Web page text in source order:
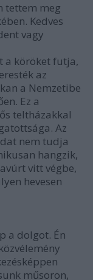
tettem meg
Kedves
vagy
a köröket futja,
az
a Nemzetibe
Ez a
teltházakkal
Az
nem tudja
hangzik,
vitt végbe,
hevesen
a dolgot. Én
műsoron,